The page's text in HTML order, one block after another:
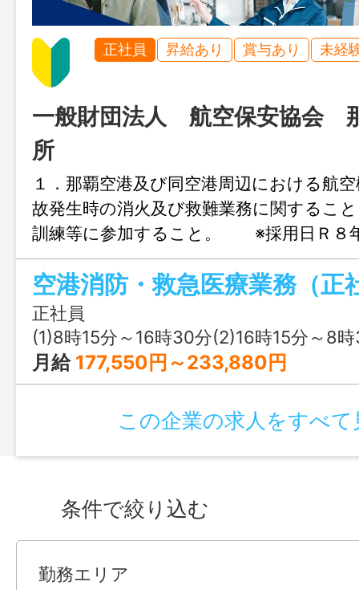
正社員 昇給あり 賞与あり 未経
一般財団法人 航空保安協会
所
１．那覇空港及び同空港周辺における航
故発生時の消火及び救難業務に関する
訓練等に参加すること。 ※採用日Ｒ８
～ 業務内容の変更なし
空港消防・救急医療業務（正
正社員
(1)8時15分～16時30分(2)16時15分～8
月給 177,550円～233,880円
この企業の求人をすべて
条件で絞り込む
勤務エリア